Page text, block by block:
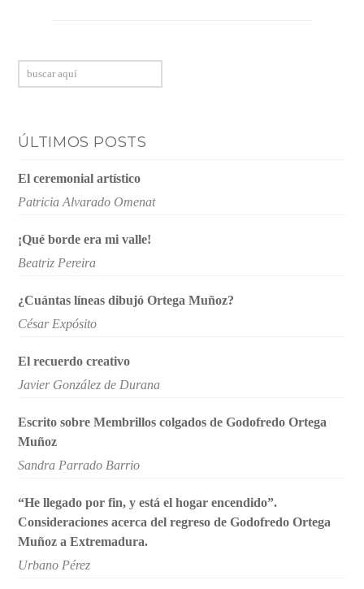
Buscar
ÚLTIMOS POSTS
El ceremonial artístico
Patricia Alvarado Omenat
¡Qué borde era mi valle!
Beatriz Pereira
¿Cuántas líneas dibujó Ortega Muñoz?
César Expósito
El recuerdo creativo
Javier González de Durana
Escrito sobre Membrillos colgados de Godofredo Ortega
Muñoz
Sandra Parrado Barrio
“He llegado por fin, y está el hogar encendido”.
Consideraciones acerca del regreso de Godofredo Ortega
Muñoz a Extremadura.
Urbano Pérez